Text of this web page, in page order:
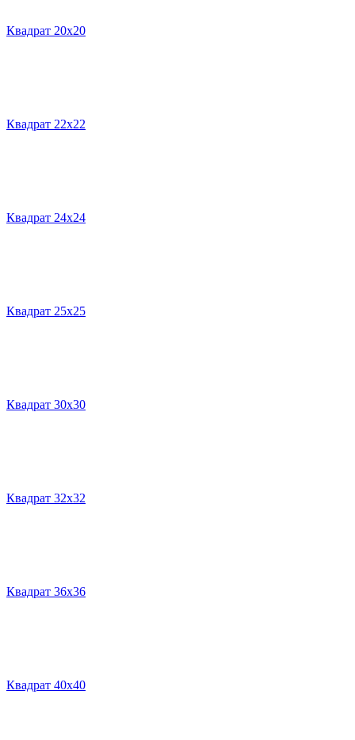
Квадрат 20х20
Квадрат 22х22
Квадрат 24х24
Квадрат 25х25
Квадрат 30х30
Квадрат 32х32
Квадрат 36х36
Квадрат 40х40